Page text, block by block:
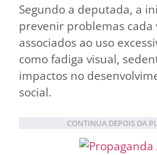
Segundo a deputada, a
prevenir problemas cada
associados ao uso
como fadiga visual,
impactos no
social.
CONTINUA DEPOIS DA